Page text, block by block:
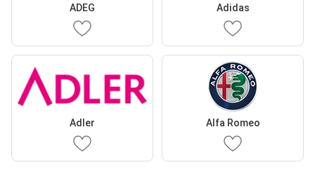
ADEG Adidas
Adler Alfa Romeo